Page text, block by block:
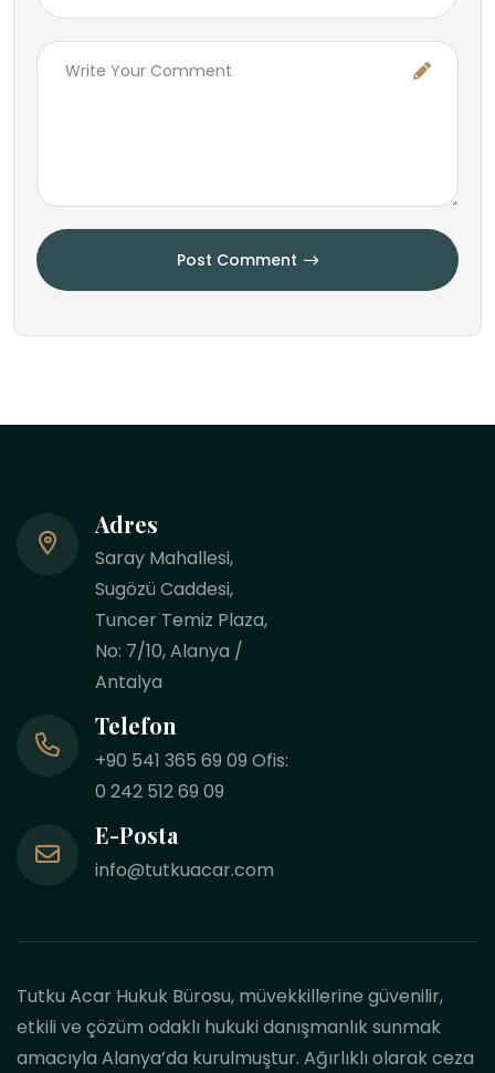
Post Comment
Adres
Saray Mahallesi,
Sugözü Caddesi,
Tuncer Temiz Plaza,
No: 7/10, Alanya /
Antalya
Telefon
+90 541 365 69 09 Ofis:
0 242 512 69 09
E-Posta
info@tutkuacar.com
Tutku Acar Hukuk Bürosu, müvekkillerine güvenilir,
etkili ve çözüm odaklı hukuki danışmanlık sunmak
amacıyla Alanya’da kurulmuştur. Ağırlıklı olarak ceza